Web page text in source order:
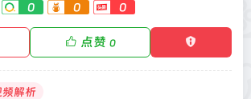
0 0 0
点赞 0
频解析